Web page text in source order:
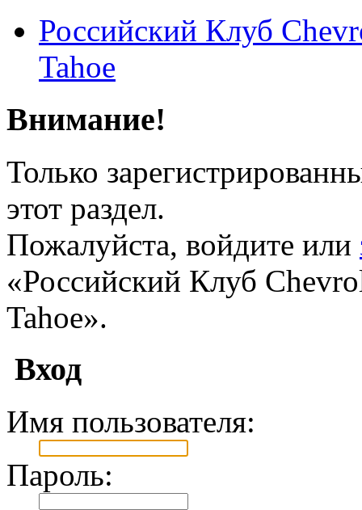
Российский Клуб
Tahoe
Внимание!
Только
этот раздел.
Пожалуйста, войдите или
«Российский Клуб
Tahoe».
Вход
Имя пользователя:
Пароль: